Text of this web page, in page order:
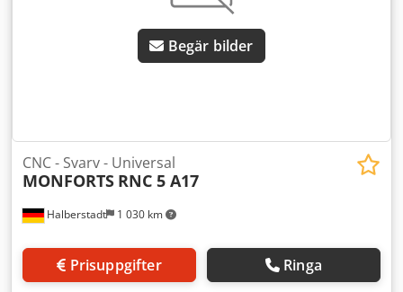
Begär bilder
Halberstadt 1 030 km
CNC - Svarv - Universal
MONFORTS RNC 5 A17
Prisuppgifter Ringa